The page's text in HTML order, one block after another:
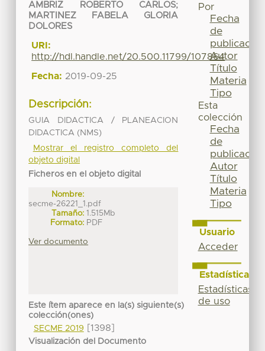
AMBRIZ ROBERTO CARLOS;
MARTINEZ FABELA GLORIA
DOLORES
URI:
http://hdl.handle.net/20.500.11799/107864
Fecha: 2019-09-25
Descripción:
GUIA DIDACTICA / PLANEACION
DIDACTICA (NMS)
Mostrar el registro completo del
objeto digital
Ficheros en el objeto digital
Nombre:
secme-26221_1.pdf
Tamaño: 1.515Mb
Formato: PDF
Ver documento
Este ítem aparece en la(s) siguiente(s)
colección(ones)
SECME 2019
[1398]
Visualización del Documento
Por
Fecha
de
publicación
Autor
Título
Materia
Tipo
Esta
colección
Fecha
de
publicación
Autor
Título
Materia
Tipo
Usuario
Acceder
Estadísticas
Estadísticas
de uso